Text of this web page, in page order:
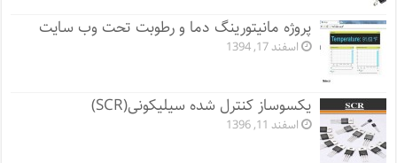
پروژه مانيتورينگ دما و رطوبت تحت وب سایت
اسفند 17, 1394
یکسوساز کنترل شده سیلیکونی(SCR)
اسفند 11, 1396